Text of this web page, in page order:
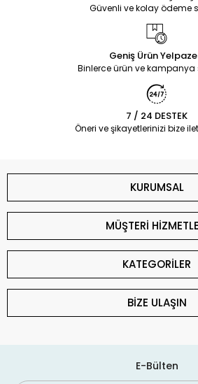
Güvenli ve kolay ödeme
Geniş Ürün
Binlerce ürün ve kampanya
7 / 24 DESTEK
Öneri ve şikayetlerinizi bize
KURUMSAL
MÜŞTERİ
KATEGORİLER
BİZE ULAŞIN
E-Bülten